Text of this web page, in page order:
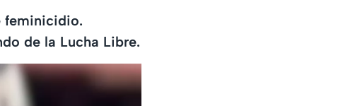
feminicidio.
de la Lucha Libre.